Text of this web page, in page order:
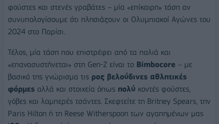
φούστες και στενές γραβάτες – μία «επίκαιρη» τάση αν
συνυπολογίσουμε ότι πλησιάζουν οι Ολυμπιακοί Αγώνες του
2024 στο Παρίσι.
Τέλος, μία τάση που επιστρέφει από τα παλιά και
«επανασυστήνεται» στη Gen-Z είναι το Bimbocore – με
βασικό της γνώρισμα τις ροζ βελούδινες αθλητικές
φόρμες αλλά και στοιχεία όπως πολύ κοντές φούστες,
γόβες και λαμπερές τσάντες. Σκεφτείτε τη Britney Spears, την
Paris Hilton ή τη Reese Witherspoon των αγαπημένων μας